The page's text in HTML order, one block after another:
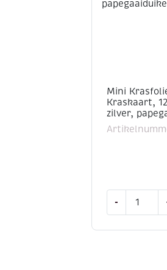
Mini
Kraskaart,
zilver,
-
Krasfolie